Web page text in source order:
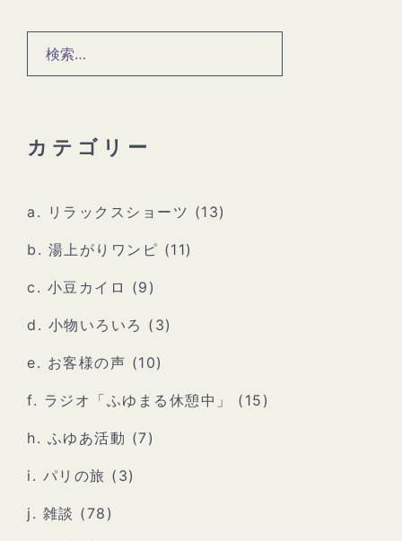
索:
カテゴリー
a. リラックスショーツ (13)
b. 湯上がりワンピ (11)
c. 小豆カイロ (9)
d. 小物いろいろ (3)
e. お客様の声 (10)
f. ラジオ「ふゆまる休憩中」 (15)
h. ふゆあ活動 (7)
i. パリの旅 (3)
j. 雑談 (78)